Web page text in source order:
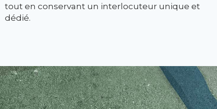
tout en conservant un interlocuteur unique et
dédié.